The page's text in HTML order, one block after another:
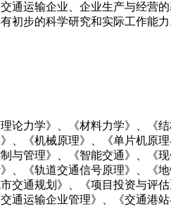
通运输企业、企业生产与经营
初步的科学研究和实际工作能力
理论力学》、《材料力学》、《
》、《机械原理》、《单片机原
与管理》、《智能交通》、《
、《轨道交通信号原理》、《
交通规划》、《项目投资与评
通运输企业管理》、《交通港